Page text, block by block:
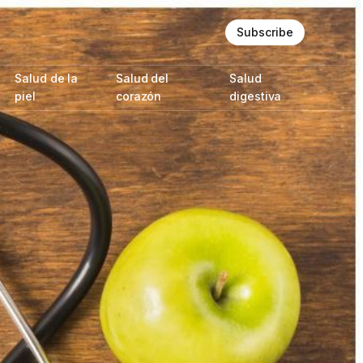
Salud de la
piel
Salud del
corazón
Salud
digestiva
Subscribe